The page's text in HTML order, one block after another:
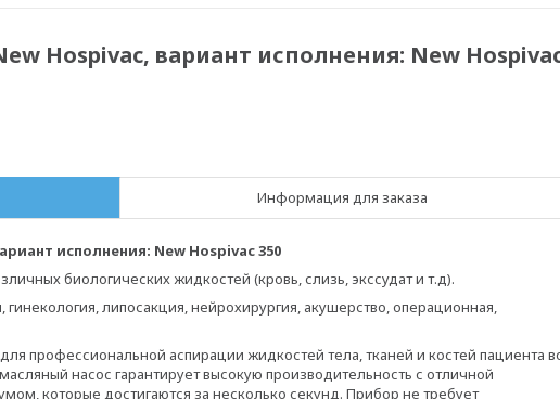
Hospivac, вариант исполнения: New
Информация для заказа
исполнения: New Hospivac 350
биологических жидкостей (кровь, слизь, экссудат и т.д).
гинекология, липосакция, нейрохирургия, акушерство, операционная,
профессиональной аспирации жидкостей тела, тканей и костей пациента
насос гарантирует высокую производительность с отличной
которые достигаются за несколько секунд. Прибор не требует